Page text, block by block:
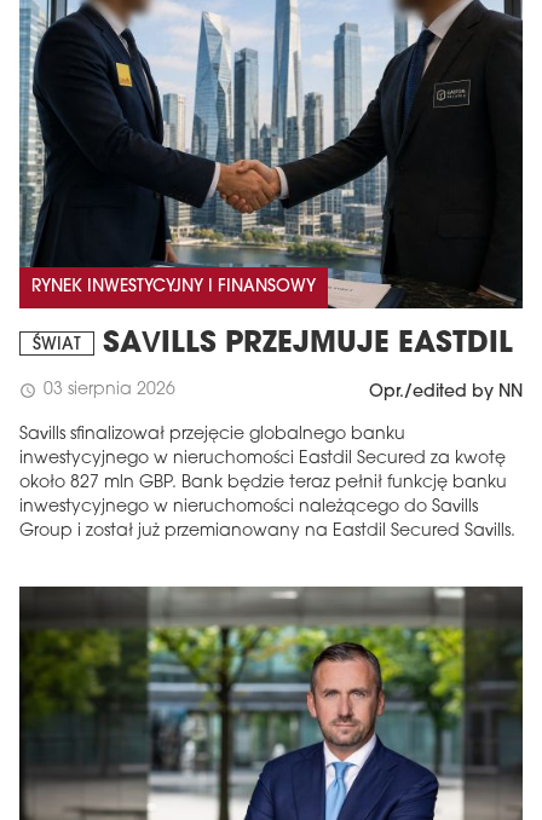
RYNEK INWESTYCYJNY I FINANSOWY
ŚWIAT SAVILLS PRZEJMUJE EASTDIL
schedule 03 sierpnia 2026 Opr./edited by NN
Savills sfinalizował przejęcie globalnego banku
inwestycyjnego w nieruchomości Eastdil Secured za kwotę
około 827 mln GBP. Bank będzie teraz pełnił funkcję banku
inwestycyjnego w nieruchomości należącego do Savills
Group i został już przemianowany na Eastdil Secured Savills.